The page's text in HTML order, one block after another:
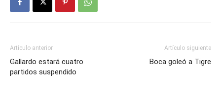
Artículo anterior
Gallardo estará cuatro
partidos suspendido
Artículo siguiente
Boca goleó a Tigre